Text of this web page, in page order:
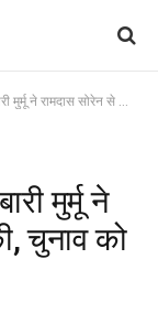
मुलाकात की, चुनाव को लेकर हुई चर्चा
मुर्मू ने
चुनाव को